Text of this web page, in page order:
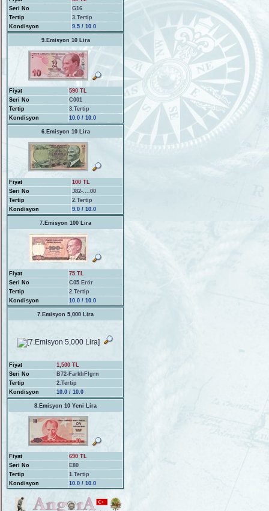
Seri No
G16
Tertip
3.Tertip
Kondisyon
9.5 / 10.0
9.Emisyon 10 Lira
Fiyat
590 TL
Seri No
C001
Tertip
3.Tertip
Kondisyon
10.0 / 10.0
6.Emisyon 10 Lira
Fiyat
100 TL
Seri No
J82-....00
Tertip
2.Tertip
Kondisyon
9.0 / 10.0
7.Emisyon 100 Lira
Fiyat
75 TL
Seri No
C05 Erör
Tertip
2.Tertip
Kondisyon
10.0 / 10.0
7.Emisyon 5,000 Lira
Fiyat
1,500 TL
Seri No
B72-FarklıFlgrn
Tertip
2.Tertip
Kondisyon
10.0 / 10.0
8.Emisyon 10 Yeni Lira
Fiyat
690 TL
Seri No
E80
Tertip
1.Tertip
Kondisyon
10.0 / 10.0